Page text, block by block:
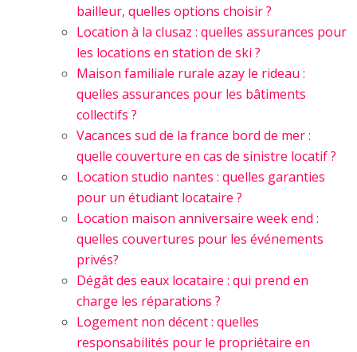
bailleur, quelles options choisir ?
Location à la clusaz : quelles assurances pour
les locations en station de ski ?
Maison familiale rurale azay le rideau :
quelles assurances pour les bâtiments
collectifs ?
Vacances sud de la france bord de mer :
quelle couverture en cas de sinistre locatif ?
Location studio nantes : quelles garanties
pour un étudiant locataire ?
Location maison anniversaire week end :
quelles couvertures pour les événements
privés?
Dégât des eaux locataire : qui prend en
charge les réparations ?
Logement non décent : quelles
responsabilités pour le propriétaire en